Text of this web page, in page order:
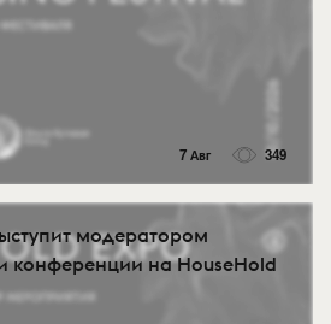
7 Авг 349
модератором
конференции на HouseHold